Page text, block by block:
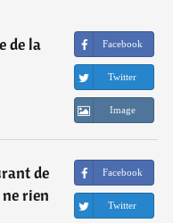
de la
Facebook
Twitter
Image
de
rien
Facebook
Twitter